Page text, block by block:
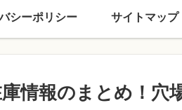
シーポリシー サイトマップ
情報のまとめ！穴